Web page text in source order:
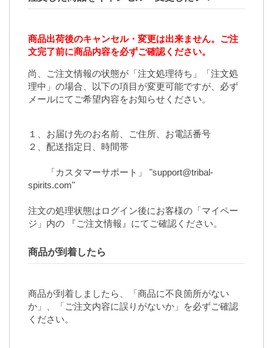
商品出荷後のキャンセル・変更は出来ません。ご注
文完了前に商品内容を必ずご確認ください。
尚、ご注文情報の状態が「注文処理待ち」「注文処
理中」の場合、以下の項目が変更可能ですが、必ず
メールにてご希望内容をお知らせください。
１、お届け先のお名前、ご住所、お電話番号
２、配送指定日、時間帯
「カスタマーサポート」 "support@tribal-
spirits.com"
注文の処理状態はログイン後にお客様の「マイペー
ジ」内の
『ご注文情報』 にてご確認ください。
商品が到着したら
商品が到着しましたら、「商品に不良箇所がない
か」、「ご注文内容に誤りがないか」を必ずご確認
ください。